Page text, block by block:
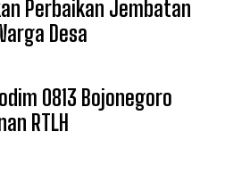
Perbaikan Jembatan
Desa
0813 Bojonegoro
RTLH